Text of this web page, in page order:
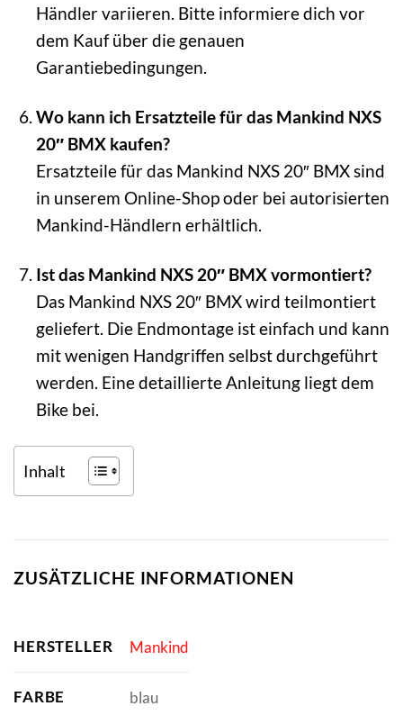
Händler variieren. Bitte informiere dich vor
dem Kauf über die genauen
Garantiebedingungen.
Wo kann ich Ersatzteile für das Mankind NXS
20″ BMX kaufen?
Ersatzteile für das Mankind NXS 20″ BMX sind
in unserem Online-Shop oder bei autorisierten
Mankind-Händlern erhältlich.
Ist das Mankind NXS 20″ BMX vormontiert?
Das Mankind NXS 20″ BMX wird teilmontiert
geliefert. Die Endmontage ist einfach und kann
mit wenigen Handgriffen selbst durchgeführt
werden. Eine detaillierte Anleitung liegt dem
Bike bei.
Inhalt
ZUSÄTZLICHE INFORMATIONEN
HERSTELLER Mankind
FARBE blau